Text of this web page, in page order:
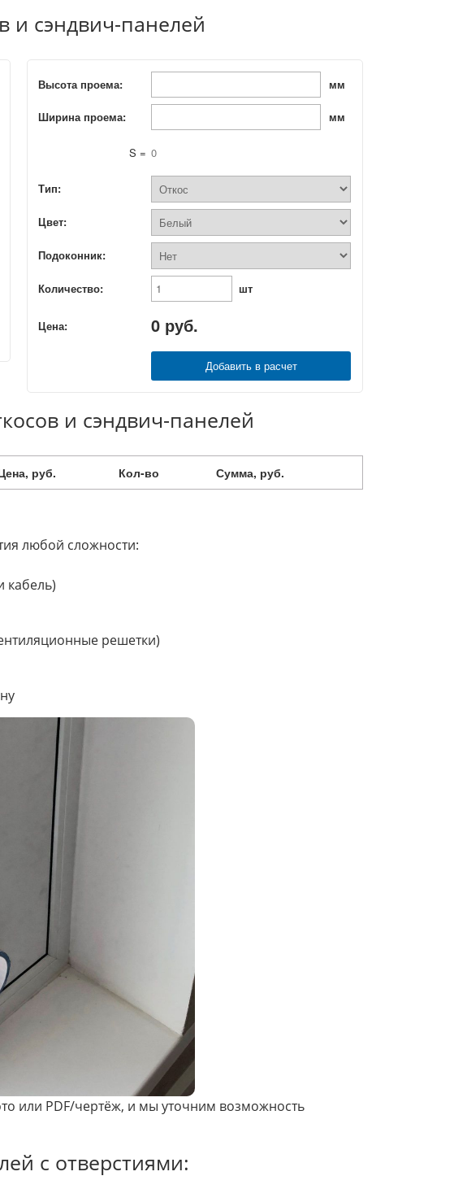
и сэндвич-панелей
Высота проема: мм
Ширина проема: мм
S = 0
Тип:
Цвет:
Подоконник:
Количество: шт
Цена: 0 руб.
Добавить в расчет
и сэндвич-панелей
руб. Кол-во Сумма, руб.
любой сложности:
кабель)
решетки)
или PDF/чертёж, и мы уточним возможность
с отверстиями: